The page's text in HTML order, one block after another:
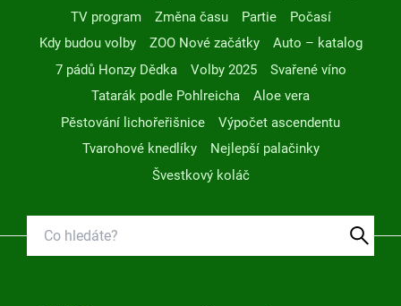
TV program
Změna času Partie
Počasí
Kdy budou volby
ZOO Nové začátky
Auto – katalog
7 pádů Honzy Dědka
Volby 2025
Svařené víno
Tatarák podle Pohlreicha
Aloe vera
Pěstování lichořeřišnice
Výpočet ascendentu
Tvarohové knedlíky
Nejlepší palačinky
Švestkový koláč